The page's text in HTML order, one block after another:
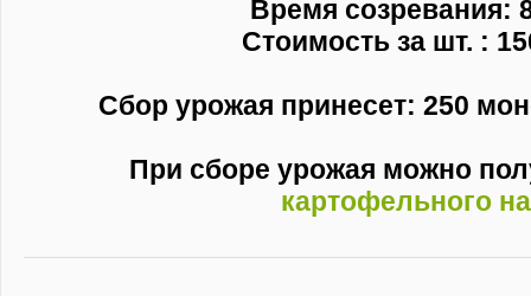
Время созревания:
Стоимость за шт. :
Сбор урожая принесет: 250
При сборе урожая можно
картофельного